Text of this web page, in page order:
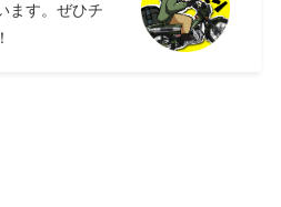
ます。ぜひチ